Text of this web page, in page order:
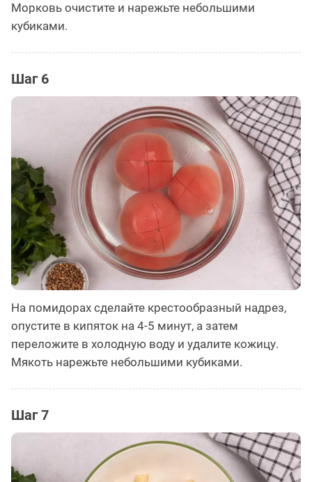
Морковь очистите и нарежьте небольшими
кубиками.
Шаг 6
На помидорах сделайте крестообразный надрез,
опустите в кипяток на 4-5 минут, а затем
переложите в холодную воду и удалите кожицу.
Мякоть нарежьте небольшими кубиками.
Шаг 7